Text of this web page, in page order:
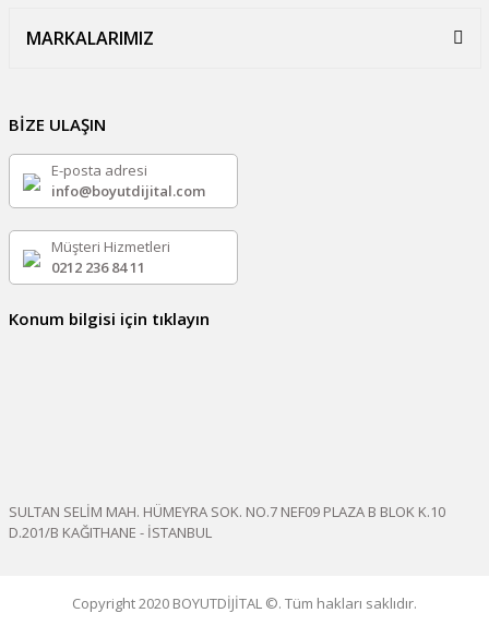
MARKALARIMIZ
BİZE ULAŞIN
E-posta adresi
info@boyutdijital.com
Müşteri Hizmetleri
0212 236 84 11
Konum bilgisi için tıklayın
SULTAN SELİM MAH. HÜMEYRA SOK. NO.7 NEF09 PLAZA B BLOK K.10
D.201/B KAĞITHANE - İSTANBUL
Copyright 2020 BOYUTDİJİTAL ©. Tüm hakları saklıdır.